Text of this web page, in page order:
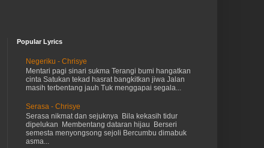
Popular Lyrics
Negeriku - Chrisye
Mentari pagi sinari sukma Terangi bumi hangatkan
cinta Satukan tekad hasrat bangkitkan jiwa Jalan
masih terbentang jauh Tuk menggapai segala...
Serasa - Chrisye
Serasa nikmat dan sejuknya Bila kekasih tidur
dipelukan Membentang dataran hijau Berseri
semesta menyongsong sejoli Bercumbu dimabuk
asma...